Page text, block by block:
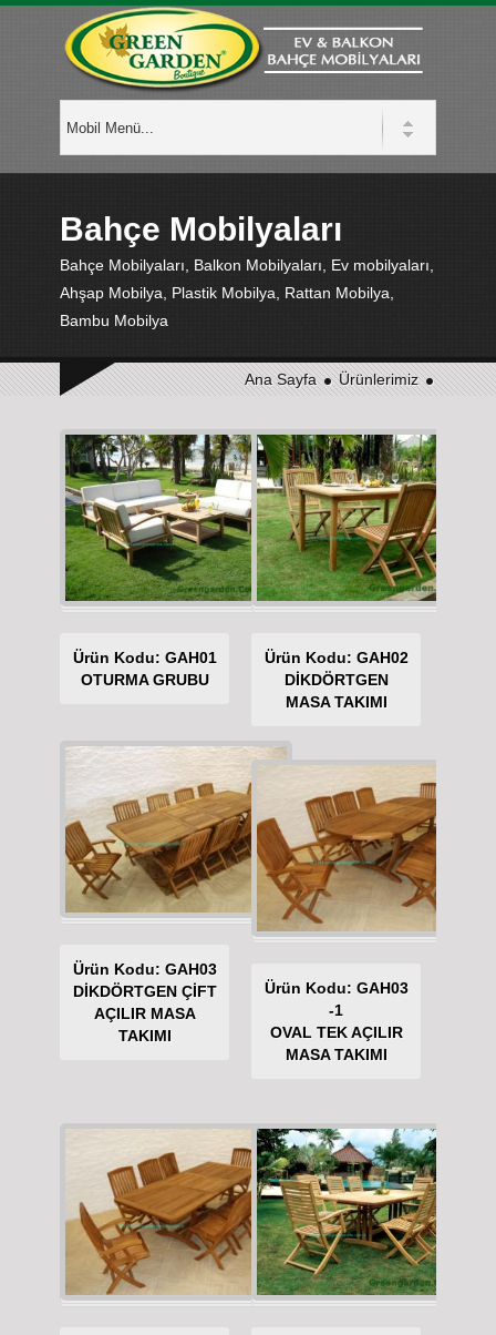
Bahçe Mobilyaları
Bahçe Mobilyaları, Balkon Mobilyaları, Ev mobilyaları,
Ahşap Mobilya, Plastik Mobilya, Rattan Mobilya,
Bambu Mobilya
Ana Sayfa Ürünlerimiz
Ürün Kodu: GAH01
OTURMA GRUBU
Ürün Kodu: GAH02
DİKDÖRTGEN
MASA TAKIMI
Ürün Kodu: GAH03
DİKDÖRTGEN ÇİFT
AÇILIR MASA
TAKIMI
Ürün Kodu: GAH03
-1
OVAL TEK AÇILIR
MASA TAKIMI